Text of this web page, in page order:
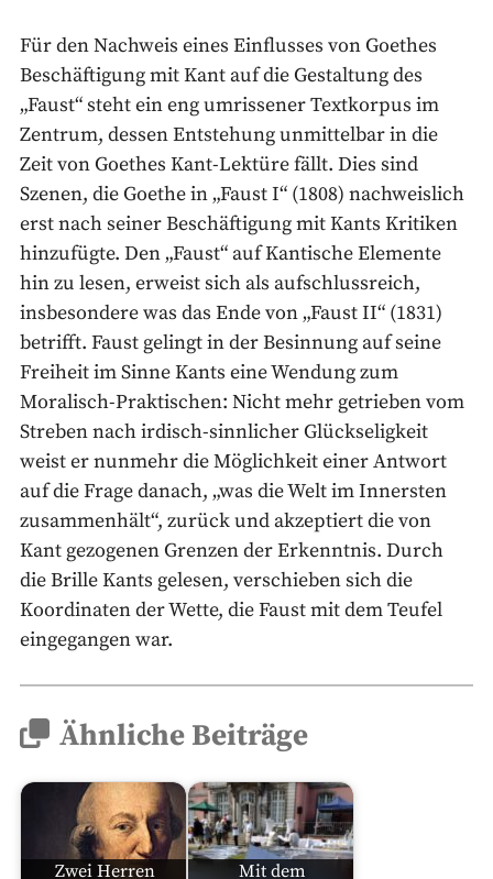
Für den Nachweis eines Einflusses von Goethes
Beschäftigung mit Kant auf die Gestaltung des
„Faust“ steht ein eng umrissener Textkorpus im
Zentrum, dessen Entstehung unmittelbar in die
Zeit von Goethes Kant-Lektüre fällt. Dies sind
Szenen, die Goethe in „Faust I“ (1808) nachweislich
erst nach seiner Beschäftigung mit Kants Kritiken
hinzufügte. Den „Faust“ auf Kantische Elemente
hin zu lesen, erweist sich als aufschlussreich,
insbesondere was das Ende von „Faust II“ (1831)
betrifft. Faust gelingt in der Besinnung auf seine
Freiheit im Sinne Kants eine Wendung zum
Moralisch-Praktischen: Nicht mehr getrieben vom
Streben nach irdisch-sinnlicher Glückseligkeit
weist er nunmehr die Möglichkeit einer Antwort
auf die Frage danach, „was die Welt im Innersten
zusammenhält“, zurück und akzeptiert die von
Kant gezogenen Grenzen der Erkenntnis. Durch
die Brille Kants gelesen, verschieben sich die
Koordinaten der Wette, die Faust mit dem Teufel
eingegangen war.
Ähnliche Beiträge
Zwei Herren Mit dem